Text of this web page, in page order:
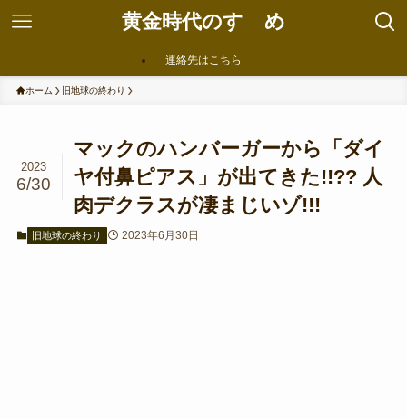
黄金時代のすゝめ
連絡先はこちら
ホーム 旧地球の終わり
マックのハンバーガーから「ダイ
ヤ付鼻ピアス」が出てきた!!?? 人
肉デクラスが凄まじいゾ!!!
2023
6/30
旧地球の終わり 2023年6月30日